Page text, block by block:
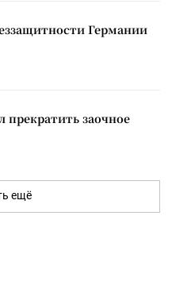
Германии
прекратить заочное
ещё